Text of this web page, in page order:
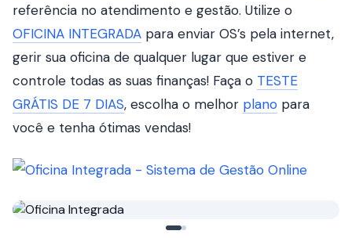
referência no atendimento e gestão. Utilize o
OFICINA INTEGRADA para enviar OS’s pela internet,
gerir sua oficina de qualquer lugar que estiver e
controle todas as suas finanças! Faça o TESTE
GRÁTIS DE 7 DIAS, escolha o melhor plano para
você e tenha ótimas vendas!